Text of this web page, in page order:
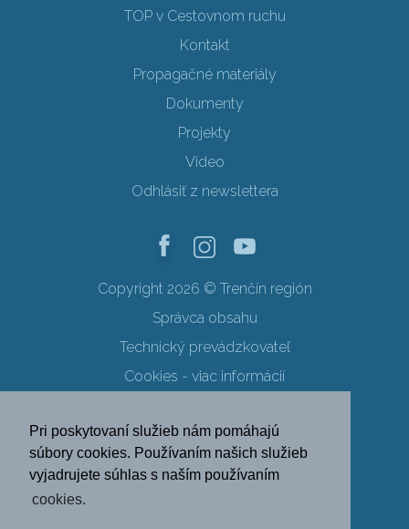
Pri poskytovaní služieb nám pomáhajú
súbory cookies. Používaním našich služieb
vyjadrujete súhlas s naším používaním
cookies.
TOP v Cestovnom ruchu
Kontakt
Propagačné materiály
Dokumenty
Projekty
Video
Odhlásiť z newslettera
Copyright 2026 © Trenčín región
Správca obsahu
Technický prevádzkovateľ
Cookies - viac informácií
Ochrana osobných údajov
SK EN DE
PL